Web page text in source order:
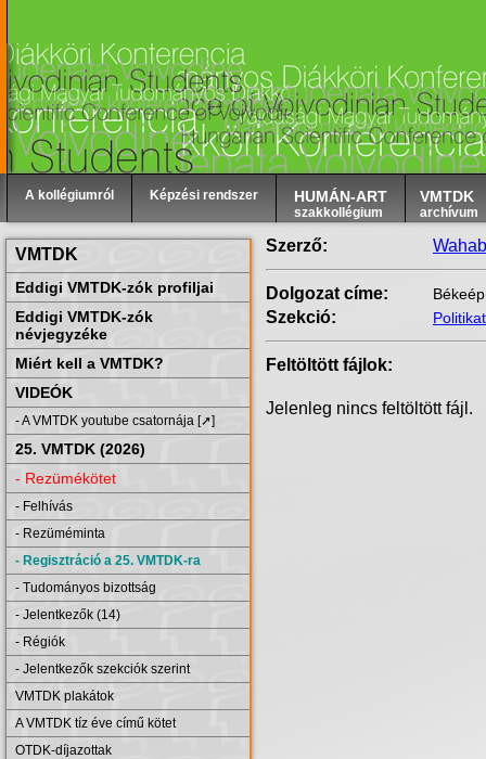
A kollégiumról Képzési rendszer HUMÁN-ART
szakkollégium
VMTDK
archívum
VMTDK
Eddigi VMTDK-zók profiljai
Eddigi VMTDK-zók
névjegyzéke
Miért kell a VMTDK?
VIDEÓK
- A VMTDK youtube csatornája [➚]
25. VMTDK (2026)
- Rezümékötet
- Felhívás
- Rezüméminta
- Regisztráció a 25. VMTDK-ra
- Tudományos bizottság
- Jelentkezők (14)
- Régiók
- Jelentkezők szekciók szerint
VMTDK plakátok
A VMTDK tíz éve című kötet
OTDK-díjazottak
Szerző:
Dolgozat címe:
Szekció:
Feltöltött fájlok:
Jelenleg nincs feltöltött fájl.